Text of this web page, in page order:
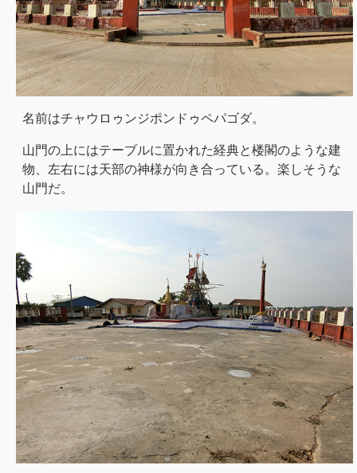
名前はチャウロゥンジポンドゥペパゴダ。
山門の上にはテーブルに置かれた経典と楼閣のような建
物、左右には天部の神様が向き合っている。楽しそうな
山門だ。